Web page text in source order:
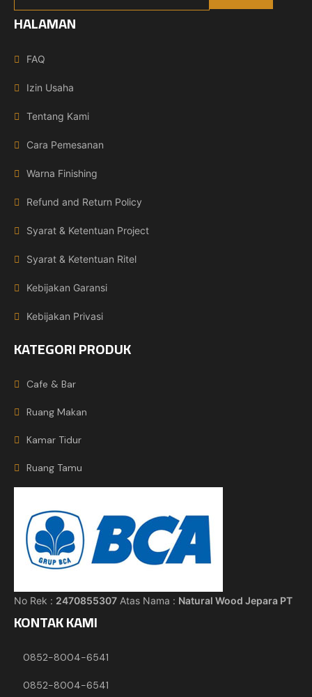
HALAMAN
FAQ
Izin Usaha
Tentang Kami
Cara Pemesanan
Warna Finishing
Refund and Return Policy
Syarat & Ketentuan Project
Syarat & Ketentuan Ritel
Kebijakan Garansi
Kebijakan Privasi
KATEGORI PRODUK
Cafe & Bar
Ruang Makan
Kamar Tidur
Ruang Tamu
No Rek : 2470855307 Atas Nama : Natural Wood Jepara PT
KONTAK KAMI
0852-8004-6541
0852-8004-6541